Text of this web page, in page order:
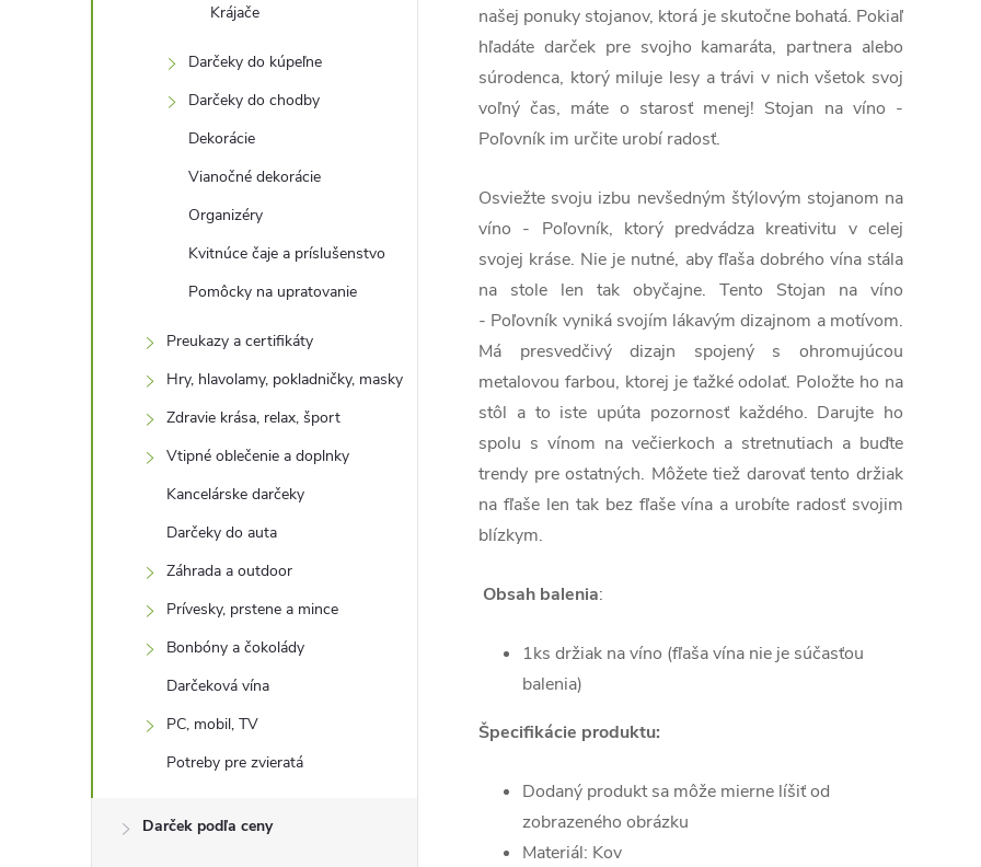
Krájače
Darčeky do kúpeľne
Darčeky do chodby
Dekorácie
Vianočné dekorácie
Organizéry
Kvitnúce čaje a príslušenstvo
Pomôcky na upratovanie
Preukazy a certifikáty
Hry, hlavolamy, pokladničky, masky
Zdravie krása, relax, šport
Vtipné oblečenie a doplnky
Kancelárske darčeky
Darčeky do auta
Záhrada a outdoor
Prívesky, prstene a mince
Bonbóny a čokolády
Darčeková vína
PC, mobil, TV
Potreby pre zvieratá
Darček podľa ceny
našej ponuky stojanov, ktorá je skutočne bohatá. Pokiaľ
hľadáte darček pre svojho kamaráta, partnera alebo
súrodenca, ktorý miluje lesy a trávi v nich všetok svoj
voľný čas, máte o starosť menej! Stojan na víno -
Poľovník im určite urobí radosť.
Osviežte svoju izbu nevšedným štýlovým stojanom na
víno - Poľovník, ktorý predvádza kreativitu v celej
svojej kráse. Nie je nutné, aby fľaša dobrého vína stála
na stole len tak obyčajne. Tento Stojan na víno
- Poľovník vyniká svojím lákavým dizajnom a motívom.
Má presvedčivý dizajn spojený s ohromujúcou
metalovou farbou, ktorej je ťažké odolať. Položte ho na
stôl a to iste upúta pozornosť každého. Darujte ho
spolu s vínom na večierkoch a stretnutiach a buďte
trendy pre ostatných. Môžete tiež darovať tento držiak
na fľaše len tak bez fľaše vína a urobíte radosť svojim
blízkym.
Obsah balenia:
1ks držiak na víno (fľaša vína nie je súčasťou
balenia)
Špecifikácie produktu:
Dodaný produkt sa môže mierne líšiť od
zobrazeného obrázku
Materiál: Kov